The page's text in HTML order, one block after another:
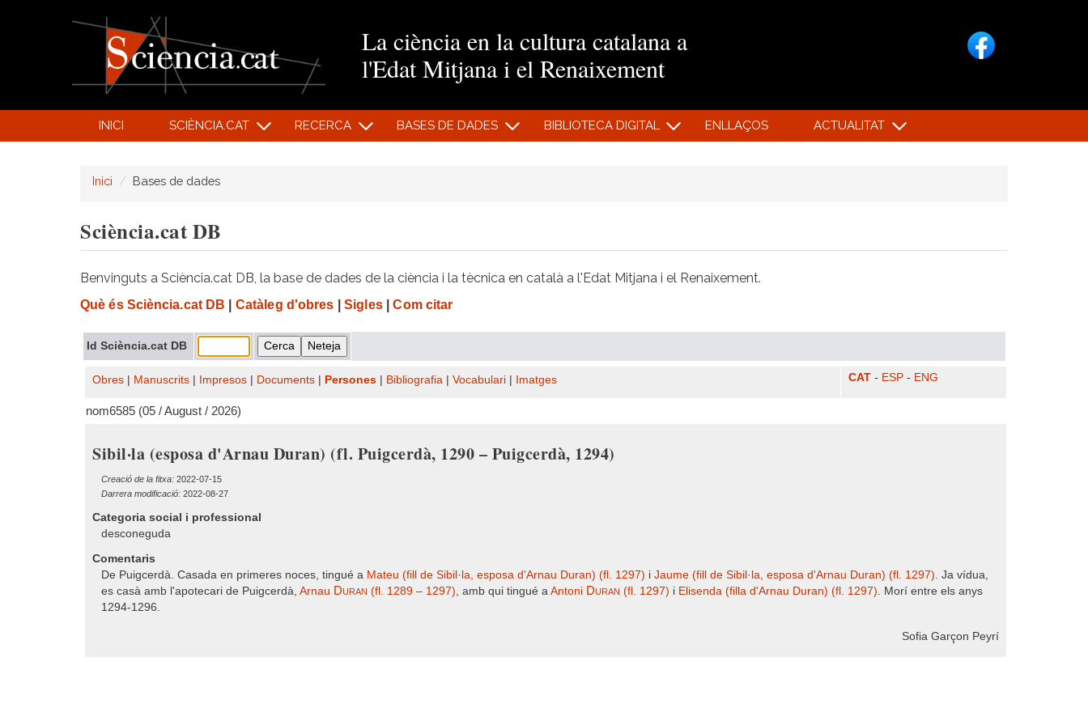
La ciència en la cultura catalana a
l'Edat Mitjana i el Renaixement
INICI SCIÈNCIA.CAT RECERCA BASES DE DADES BIBLIOTECA DIGITAL ENLLAÇOS ACTUALITAT
Inici Bases de dades
Sciència.cat DB
Benvinguts a Sciència.cat DB, la base de dades de la ciència i la tècnica en català a l'Edat Mitjana i el Renaixement.
Què és Sciència.cat DB Catàleg d'obres Sigles| Com citar
Id Sciència.cat DB
Obres Manuscrits Impresos Documents Persones Bibliografia Vocabulari Imatges CAT - ESP - ENG
nom6585 (05 / August / 2026)
Sibil·la (esposa d'Arnau Duran) (fl. Puigcerdà, 1290 – Puigcerdà, 1294)
Creació de la fitxa: 2022-07-15
Darrera modificació: 2022-08-27
Categoria social i professional
desconeguda
Comentaris
De Puigcerdà. Casada en primeres noces, tingué a Mateu (fill de Sibil·la, esposa d'Arnau Duran) (fl. 1297) i Jaume (fill de Sibil·la, esposa d'Arnau Duran) (fl. 1297). Ja vídua,
es casà amb l'apotecari de Puigcerdà, Arnau Duran (fl. 1289 – 1297), amb qui tingué a Antoni Duran (fl. 1297) i Elisenda (filla d'Arnau Duran) (fl. 1297). Morí entre els anys
1294-1296.
Sofia Garçon Peyrí